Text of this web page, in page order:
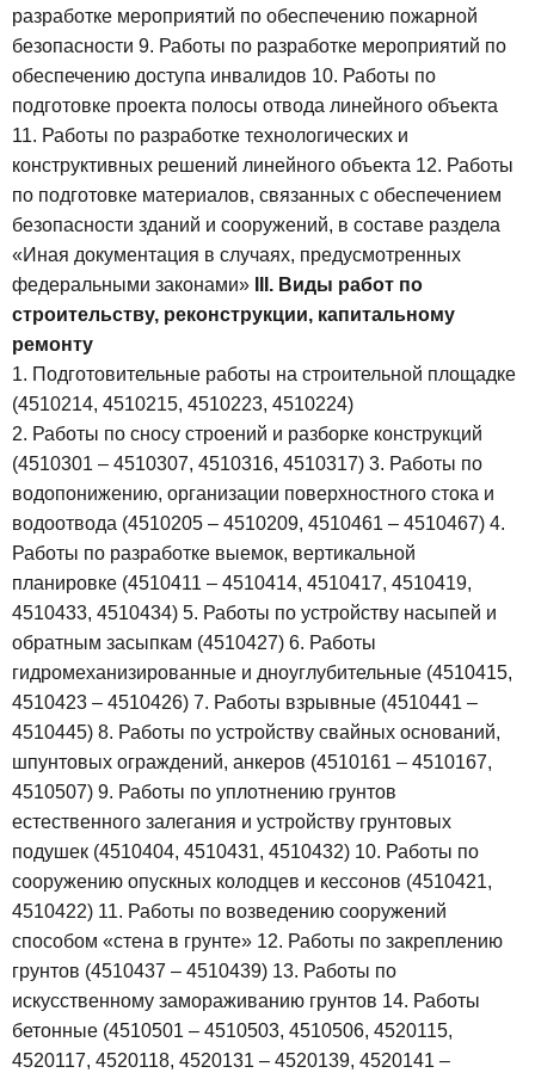
разработке мероприятий по обеспечению пожарной
безопасности 9. Работы по разработке мероприятий по
обеспечению доступа инвалидов 10. Работы по
подготовке проекта полосы отвода линейного объекта
11. Работы по разработке технологических и
конструктивных решений линейного объекта 12. Работы
по подготовке материалов, связанных с обеспечением
безопасности зданий и сооружений, в составе раздела
«Иная документация в случаях, предусмотренных
федеральными законами»
III. Виды работ по
строительству, реконструкции, капитальному
ремонту
1. Подготовительные работы на строительной площадке
(4510214, 4510215, 4510223, 4510224)
2. Работы по сносу строений и разборке конструкций
(4510301 – 4510307, 4510316, 4510317) 3. Работы по
водопонижению, организации поверхностного стока и
водоотвода (4510205 – 4510209, 4510461 – 4510467) 4.
Работы по разработке выемок, вертикальной
планировке (4510411 – 4510414, 4510417, 4510419,
4510433, 4510434) 5. Работы по устройству насыпей и
обратным засыпкам (4510427) 6. Работы
гидромеханизированные и дноуглубительные (4510415,
4510423 – 4510426) 7. Работы взрывные (4510441 –
4510445) 8. Работы по устройству свайных оснований,
шпунтовых ограждений, анкеров (4510161 – 4510167,
4510507) 9. Работы по уплотнению грунтов
естественного залегания и устройству грунтовых
подушек (4510404, 4510431, 4510432) 10. Работы по
сооружению опускных колодцев и кессонов (4510421,
4510422) 11. Работы по возведению сооружений
способом «стена в грунте» 12. Работы по закреплению
грунтов (4510437 – 4510439) 13. Работы по
искусственному замораживанию грунтов 14. Работы
бетонные (4510501 – 4510503, 4510506, 4520115,
4520117, 4520118, 4520131 – 4520139, 4520141 –